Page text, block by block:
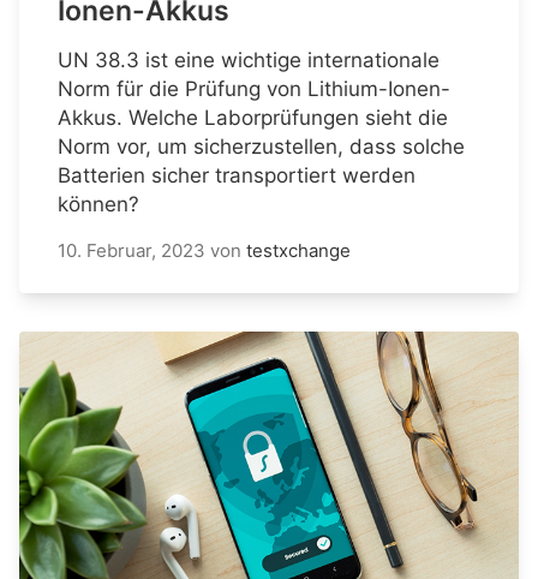
Ionen-Akkus
UN 38.3 ist eine wichtige internationale
Norm für die Prüfung von Lithium-Ionen-
Akkus. Welche Laborprüfungen sieht die
Norm vor, um sicherzustellen, dass solche
Batterien sicher transportiert werden
können?
10. Februar, 2023 von testxchange